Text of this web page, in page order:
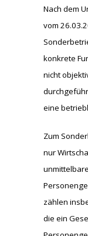
Nach dem
vom
konkrete
nicht
eine
Zum
nur
zählen
die ein